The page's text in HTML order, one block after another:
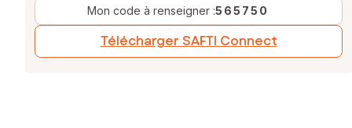
Mon code à renseigner :565750
Télécharger SAFTI Connect